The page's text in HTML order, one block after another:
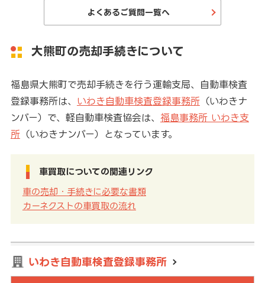
よくあるご質問一覧へ
大熊町の売却手続きについて
福島県大熊町で売却手続きを行う運輸支局、自動車検査
登録事務所は、 いわき自動車検査登録事務所（いわきナ
ンバー）で、軽自動車検査協会は、 福島事務所 いわき支
所（いわきナンバー）となっています。
車買取についての関連リンク
車の売却・手続きに必要な書類
カーネクストの車買取の流れ
いわき自動車検査登録事務所